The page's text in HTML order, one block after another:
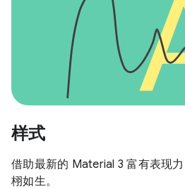
样式
借助最新的 Material 3 富有表现
栩如生。